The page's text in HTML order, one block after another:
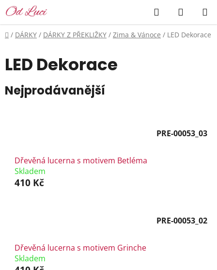
Přejít
na
obsah
Hledat
KOŠÍK
Domů
/ DÁRKY / DÁRKY Z PŘEKLIŽKY / Zima & Vánoce / LED Dekorace
LED Dekorace
Nejprodávanější
PRE-00053_03
Dřevěná lucerna s motivem Betléma
Skladem
410 Kč
PRE-00053_02
Dřevěná lucerna s motivem Grinche
Skladem